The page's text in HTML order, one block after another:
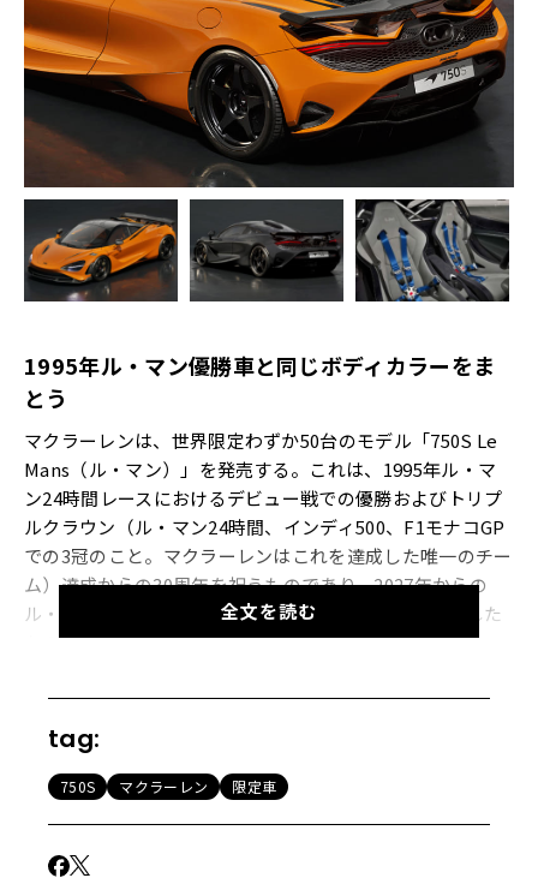
1995年ル・マン優勝車と同じボディカラーをま
とう
マクラーレンは、世界限定わずか50台のモデル「750S Le
Mans（ル・マン）」を発売する。これは、1995年ル・マ
ン24時間レースにおけるデビュー戦での優勝およびトリプ
ルクラウン（ル・マン24時間、インディ500、F1モナコGP
での3冠のこと。マクラーレンはこれを達成した唯一のチー
ム）達成からの30周年を祝うものであり、2027年からの
ル・マン最高峰クラスへのマクラーレンの復帰を記念した
ものでもある。
を凝縮した1台！ 「750S Le Mans」の詳細を見る
新たなダウンフォース・キットも装着
1995年6月18日、J. J.レート、ヤニック・ダルマス、関谷正
全文を読む
tag:
750S マクラーレン 限定車